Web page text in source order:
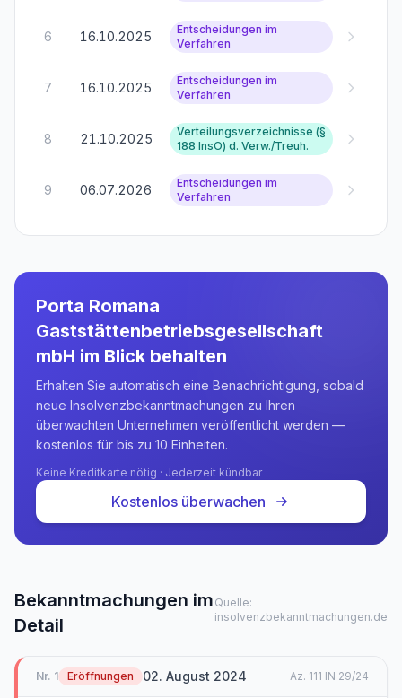
6 16.10.2025
Entscheidungen im
Verfahren
7 16.10.2025
Entscheidungen im
Verfahren
8 21.10.2025
Verteilungsverzeichnisse (§
188 InsO) d. Verw./Treuh.
9 06.07.2026
Entscheidungen im
Verfahren
Porta Romana
Gaststättenbetriebsgesellschaft
mbH im Blick behalten
Erhalten Sie automatisch eine Benachrichtigung, sobald
neue Insolvenzbekanntmachungen zu Ihren
überwachten Unternehmen veröffentlicht werden —
kostenlos für bis zu 10 Einheiten.
Keine Kreditkarte nötig · Jederzeit kündbar
Kostenlos überwachen
Bekanntmachungen im
Detail
Quelle:
insolvenzbekanntmachungen.de
Nr. 1 Eröffnungen 02. August 2024 Az. 111 IN 29/24